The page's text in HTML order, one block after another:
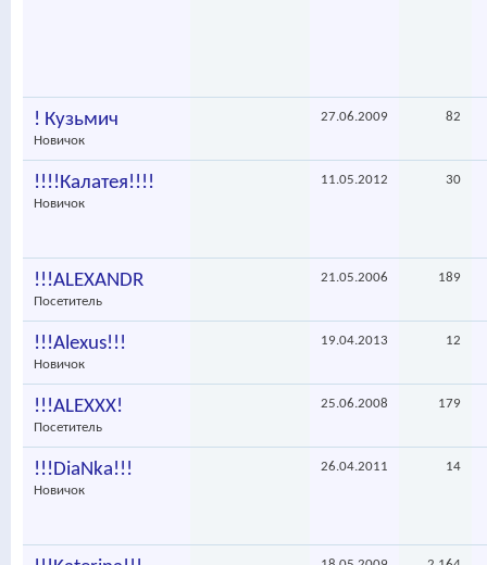
! Кузьмич
Новичок
27.06.2009 82
!!!!Калатея!!!!
Новичок
11.05.2012 30
!!!ALEXANDR
Посетитель
21.05.2006 189
!!!Alexus!!!
Новичок
19.04.2013 12
!!!ALEXXX!
Посетитель
25.06.2008 179
!!!DiaNka!!!
Новичок
26.04.2011 14